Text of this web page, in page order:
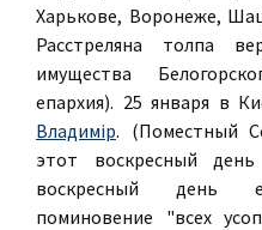
Харькове, Воронеже,
Расстреляна толпа
имущества
епархия). 25 января в
Владимiр. (Поместный
этот воскресный
воскресный день
поминовение "всех